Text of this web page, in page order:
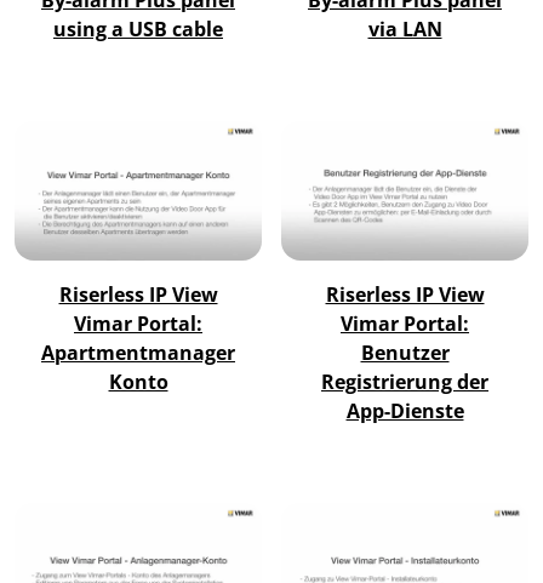
using a USB cable
via LAN
Riserless IP View
Vimar Portal:
Apartmentmanager
Konto
Riserless IP View
Vimar Portal:
Benutzer
Registrierung der
App-Dienste